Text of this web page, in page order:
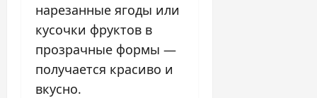
нарезанные ягоды или
кусочки фруктов в
прозрачные формы —
получается красиво и
вкусно.